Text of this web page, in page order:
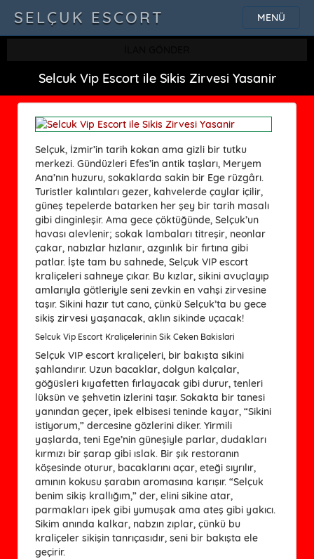
MENÜ
SELÇUK ESCORT
Selcuk Vip Escort ile Sikis Zirvesi Yasanir
Selçuk, İzmir’in tarih kokan ama gizli bir tutku
merkezi. Gündüzleri Efes’in antik taşları, Meryem
Ana’nın huzuru, sokaklarda sakin bir Ege rüzgârı.
Turistler kalıntıları gezer, kahvelerde çaylar içilir,
güneş tepelerde batarken her şey bir tarih masalı
gibi dinginleşir. Ama gece çöktüğünde, Selçuk’un
havası alevlenir; sokak lambaları titreşir, neonlar
çakar, nabızlar hızlanır, azgınlık bir fırtına gibi
patlar. İşte tam bu sahnede, Selçuk VIP escort
kraliçeleri sahneye çıkar. Bu kızlar, sikini avuçlayıp
amlarıyla götleriyle seni zevkin en vahşi zirvesine
taşır. Sikini hazır tut cano, çünkü Selçuk’ta bu gece
sikiş zirvesi yaşanacak, aklın sikinde uçacak!
Selcuk Vip Escort Kraliçelerinin Sik Ceken Bakislari
Selçuk VIP escort kraliçeleri, bir bakışta sikini
şahlandırır. Uzun bacaklar, dolgun kalçalar,
göğüsleri kıyafetten fırlayacak gibi durur, tenleri
lüksün ve şehvetin izlerini taşır. Sokakta bir tanesi
yanından geçer, ipek elbisesi teninde kayar, “Sikini
istiyorum,” dercesine gözlerini diker. Yirmili
yaşlarda, teni Ege’nin güneşiyle parlar, dudakları
kırmızı bir şarap gibi ıslak. Bir şık restoranın
köşesinde oturur, bacaklarını açar, eteği sıyrılır,
amının kokusu şarabın aromasına karışır. “Selçuk
benim sikiş krallığım,” der, elini sikine atar,
parmakları ipek gibi yumuşak ama ateş gibi yakıcı.
Sikim anında kalkar, nabzın zıplar, çünkü bu
kraliçeler sikişin tanrıçasıdır, seni bir bakışta ele
geçirir.